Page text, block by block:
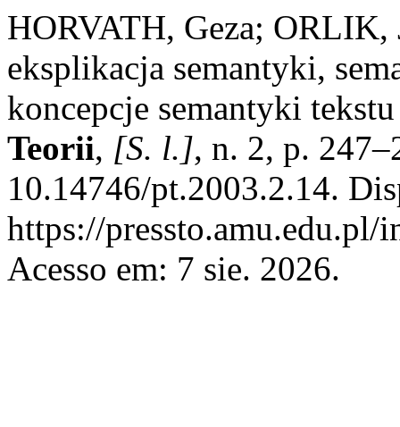
HORVATH, Geza; ORLIK,
eksplikacja semantyki,
koncepcje semantyki
Teorii, [S. l.], n. 2, p.
10.14746/pt.2003.2.14.
https://
Acesso em: 7 sie. 2026.